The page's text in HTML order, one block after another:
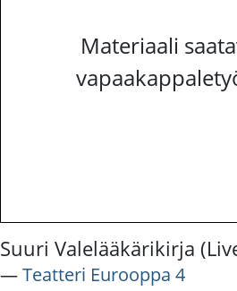
Materiaali
Suuri Valelääkärikirja
―Teatteri Eurooppa 4